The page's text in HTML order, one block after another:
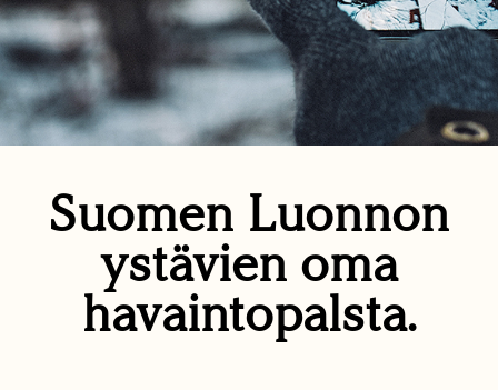
Suomen Luonnon
ystävien oma
havaintopalsta.